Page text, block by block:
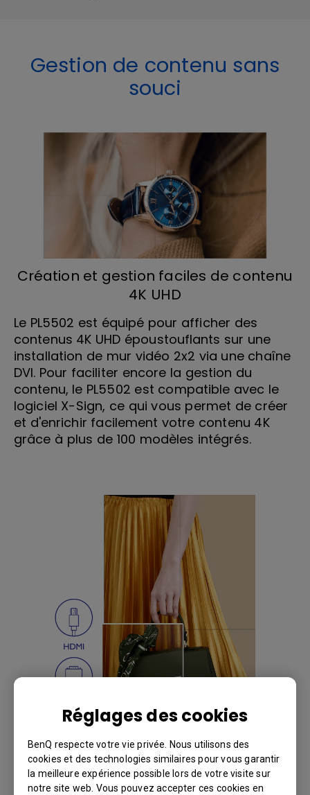
Réglages des cookies
BenQ respecte votre vie privée. Nous utilisons des
cookies et des technologies similaires pour vous garantir
la meilleure expérience possible lors de votre visite sur
notre site web. Vous pouvez accepter ces cookies en
Gestion de contenu sans
souci
Création et gestion faciles de contenu
4K UHD
Le PL5502 est équipé pour afficher des
contenus 4K UHD époustouflants sur une
installation de mur vidéo 2x2 via une chaîne
DVI. Pour faciliter encore la gestion du
contenu, le PL5502 est compatible avec le
logiciel X-Sign, ce qui vous permet de créer
et d'enrichir facilement votre contenu 4K
grâce à plus de 100 modèles intégrés.
Sources d'entrée multiples pour une